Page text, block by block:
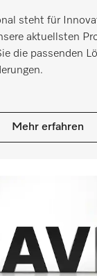
steht für
aktuellsten
die passenden
Mehr erfahren